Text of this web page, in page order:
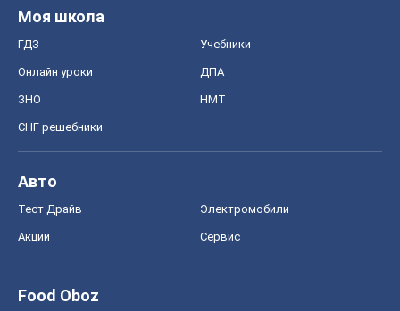
Моя школа
ГДЗ Учебники
Онлайн уроки ДПА
ЗНО НМТ
СНГ решебники
Авто
Тест Драйв Электромобили
Акции Сервис
Food Oboz